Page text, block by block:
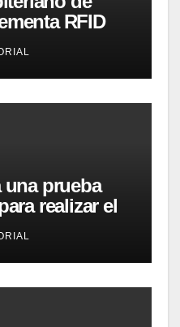
RFID
de
una prueba
realizar el
de